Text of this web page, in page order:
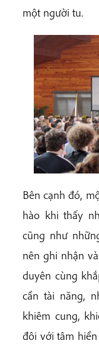
một người tu.
Bên cạnh đó,
hào khi thấy
cũng như
nên ghi nhận
duyên cùng
cần tài năng,
khiêm cung,
đôi với tâm